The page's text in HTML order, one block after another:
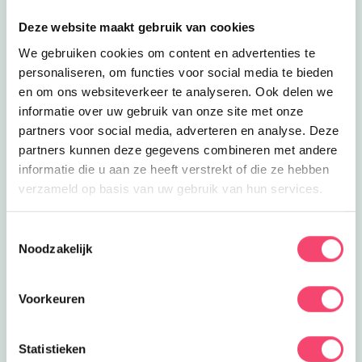
Deze website maakt gebruik van cookies
We gebruiken cookies om content en advertenties te
personaliseren, om functies voor social media te bieden
en om ons websiteverkeer te analyseren. Ook delen we
informatie over uw gebruik van onze site met onze
partners voor social media, adverteren en analyse. Deze
partners kunnen deze gegevens combineren met andere
informatie die u aan ze heeft verstrekt of die ze hebben
verzameld op basis van uw gebruik van hun services.
Noodzakelijk
Voorkeuren
Statistieken
1.8 km
Dolfijne meivakantiekorting!
dichtbij in het Dolfinarium. Nu voor 5
personen maar 75 euro entree.
2.4 km
Eropuit
Groen genieten en spelen bij
Ontmoetingstuin Rietmeent in
Harderwijk
Ontmoetingstuin De Rietmeent
Bowling Harderwijk
Strike! Bowlen bij Bowling; ideaal voor
een uitje met het hele gezin of een
Lees meer Bowling Harderwijk
3.6 km
Bowlingcentrum Ermelo! Een leuk en
Sluiten
Doe mee en maak kans op één van de 5